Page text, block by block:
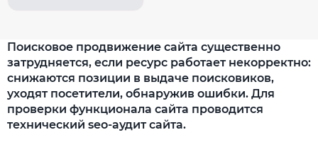
Поисковое продвижение сайта существенно
затрудняется, если ресурс работает некорректно:
снижаются позиции в выдаче поисковиков,
уходят посетители, обнаружив ошибки. Для
проверки функционала сайта проводится
технический seo-аудит сайта.